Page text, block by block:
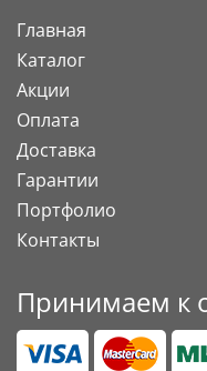
Главная
Каталог
Акции
Оплата
Доставка
Гарантии
Портфолио
Контакты
Принимаем к